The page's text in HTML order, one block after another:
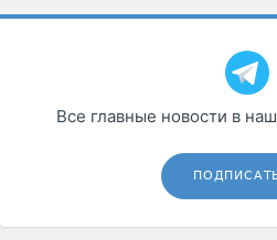
Все главные новости в